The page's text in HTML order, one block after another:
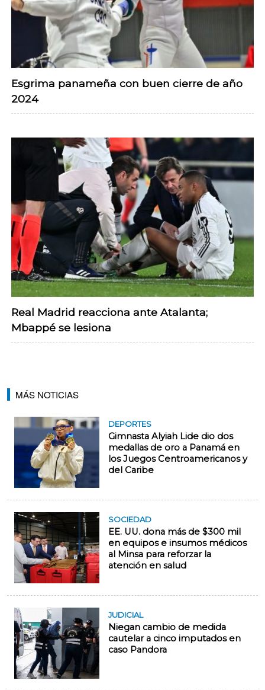
Esgrima panameña con buen cierre de año
2024
Real Madrid reacciona ante Atalanta;
Mbappé se lesiona
MÁS NOTICIAS
DEPORTES
Gimnasta Alyiah Lide dio dos
medallas de oro a Panamá en
los Juegos Centroamericanos y
del Caribe
SOCIEDAD
EE. UU. dona más de $300 mil
en equipos e insumos médicos
al Minsa para reforzar la
atención en salud
JUDICIAL
Niegan cambio de medida
cautelar a cinco imputados en
caso Pandora